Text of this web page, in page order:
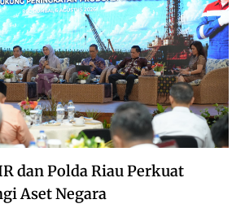
dan Polda Riau Perkuat
Aset Negara